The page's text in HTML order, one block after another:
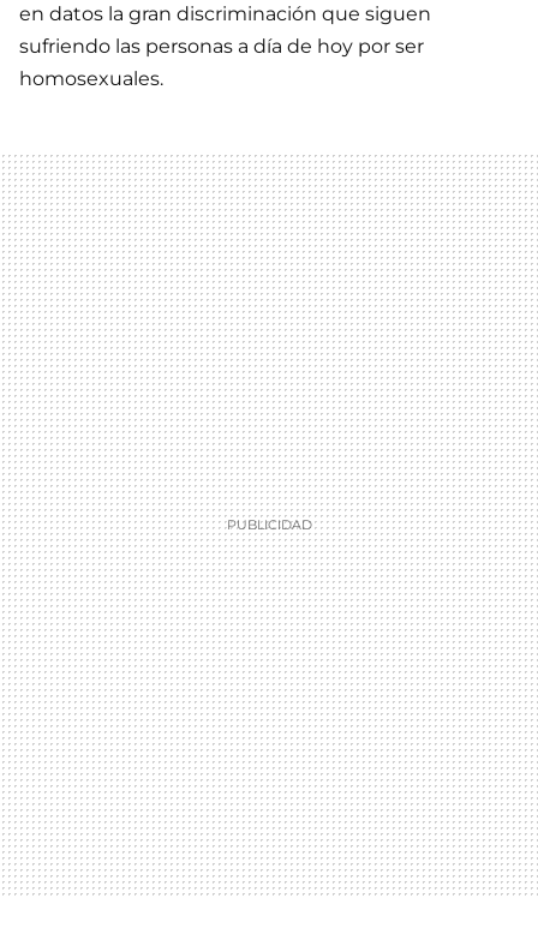
en datos la gran discriminación que siguen
sufriendo las personas a día de hoy por ser
homosexuales.